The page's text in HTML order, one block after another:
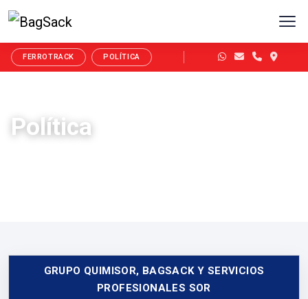
FERROTRACK POLÍTICA
Política
GRUPO QUIMISOR, BAGSACK Y SERVICIOS
PROFESIONALES SOR